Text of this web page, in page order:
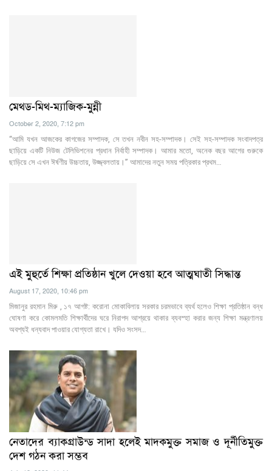
মেথড-মিথ-ম্যাজিক-মুন্নী
October 2, 2020, 7:12 pm
“আমি যখন আজকের কাগজের সম্পাদক, সে তখন নবীন সহ-সম্পাদক। সেই সহ-সম্পাদক সংবাদপত্র
ছাড়িয়ে একটি নিউজ টেলিভিশনের প্রধান নির্বাহী সম্পাদক। আমার মতো, অনেক বছর আগের গুরুকে
ছাড়িয়ে সে এখন ঈর্ষণীয় উচ্চতায়, উজ্জ্বলতায়।” আমাদের নতুন সময় পত্রিকার প্রথম…
এই মুহুর্তে শিক্ষা প্রতিষ্ঠান খুলে দেওয়া হবে আত্মঘাতী সিদ্ধান্ত
August 17, 2020, 10:46 pm
মিজানুর রহমান মিরু , ১৭ আগষ্ট: করোনা মোকাবিলায় সরকার চরমভাবে ব্যর্থ হলেও শিক্ষা প্রতিষ্ঠান বন্ধ
ঘোষণা করে কোমলমতি শিক্ষার্থীদের ঘরে নিরাপদ আশ্রয়ে থাকার ব্যবস্হা করার জন্য শিক্ষা মন্ত্রণালয়
অবশ্যই ধন্যবাদ পাওয়ার যোগ্যতা রাখে। যদিও সংসদ…
নেতাদের ব্যাকগ্রাউন্ড সাদা হলেই মাদকমুক্ত সমাজ ও দূর্নীতিমুক্ত
দেশ গঠন করা সম্ভব